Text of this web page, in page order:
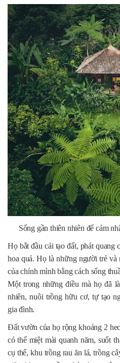
Sống gần thiên nhiên để cảm
Họ bắt đầu cải tạo đất, phát quang
hoa quả. Họ là những người trẻ và
của chính mình bằng cách sống
Một trong những điều mà họ đã
nhiên, nuôi trồng hữu cơ, tự tạo
gia đình.
Đất vườn của họ rộng khoảng 2
có thể miệt mài quanh năm, suốt
cụ thể, khu trồng rau ăn lá, trồng